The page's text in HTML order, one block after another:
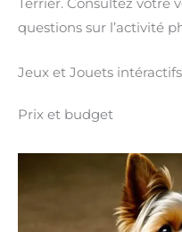
Terrier. Consultez votre
questions sur l’activité
Jeux et Jouets
Prix et budget